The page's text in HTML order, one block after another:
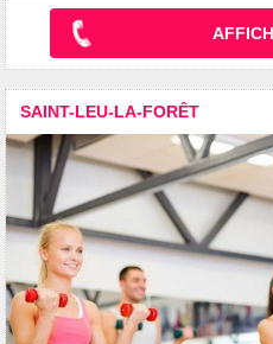
SAINT-LEU-LA-FORÊT